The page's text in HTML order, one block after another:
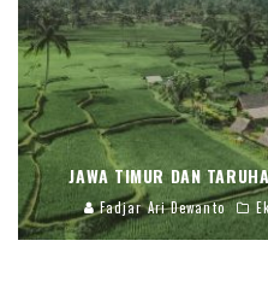
JAWA TIMUR DAN
Fadjar Ari Dewanto